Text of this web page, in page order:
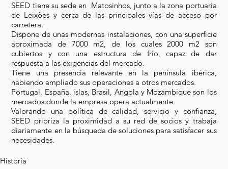
SEED tiene su sede en Matosinhos, junto a la zona portuaria
de Leixões y cerca de las principales vías de acceso por
carretera.
Dispone de unas modernas instalaciones, con una superficie
aproximada de 7000 m2, de los cuales 2000 m2 son
cubiertos y con una estructura de frío, capaz de dar
respuesta a las exigencias del mercado.
Tiene una presencia relevante en la península ibérica,
habiendo ampliado sus operaciones a otros mercados.
Portugal, España, islas, Brasil, Angola y Mozambique son los
mercados donde la empresa opera actualmente.
Valorando una política de calidad, servicio y confianza,
SEED prioriza la proximidad a su red de socios y trabaja
diariamente en la búsqueda de soluciones para satisfacer sus
necesidades.
Historia